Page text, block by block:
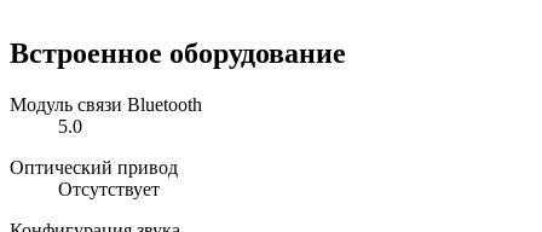
Встроенное оборудование
Модуль связи Bluetooth
5.0
Оптический привод
Отсутствует